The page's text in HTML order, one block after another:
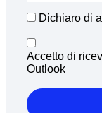
Dichiaro di
Accetto di
Outlook